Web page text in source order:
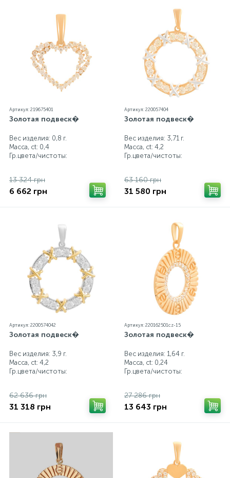
Артикул: 219675401
Золотая подвеск�
Вес изделия: 0,8 г.
Масса, ct: 0,4
Гр.цвета/чистоты:
13 324 грн
6 662 грн
Артикул: 220057404
Золотая подвеск�
Вес изделия: 3,71 г.
Масса, ct: 4,2
Гр.цвета/чистоты:
63 160 грн
31 580 грн
Артикул: 2200574042
Золотая подвеск�
Вес изделия: 3,9 г.
Масса, ct: 4,2
Гр.цвета/чистоты:
62 636 грн
31 318 грн
Артикул: 220162501cz-15
Золотая подвеск�
Вес изделия: 1,64 г.
Масса, ct: 0,24
Гр.цвета/чистоты:
27 286 грн
13 643 грн